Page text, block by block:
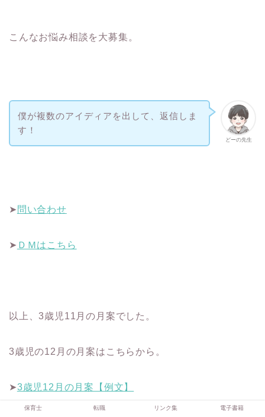
こんなお悩み相談を大募集。
どーの先生
僕が複数のアイディアを出して、返信しま
す！
➤ 問い合わせ
➤ ＤＭはこちら
以上、3歳児11月の月案でした。
3歳児の12月の月案はこちらから。
➤3歳児12月の月案【例文】
保育士 転職 リンク集 電子書籍